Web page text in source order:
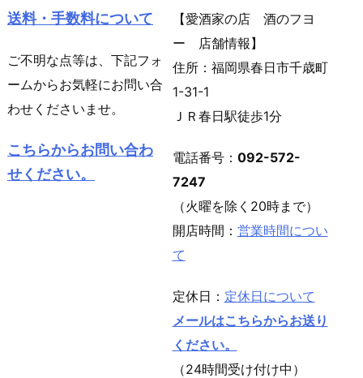
送料・手数料について
ご不明な点等は、下記フォ
ームからお気軽にお問い合
わせくださいませ。
こちらからお問い合わ
せください。
【愛酒家の店 酒のフヨ
ー 店舗情報】
住所：福岡県春日市千歳町
1-31-1
ＪＲ春日駅徒歩1分
電話番号： 092-572-
7247
（火曜を除く20時まで）
開店時間： 営業時間につい
て
定休日： 定休日について
メールはこちらからお送り
ください。
（24時間受け付け中）